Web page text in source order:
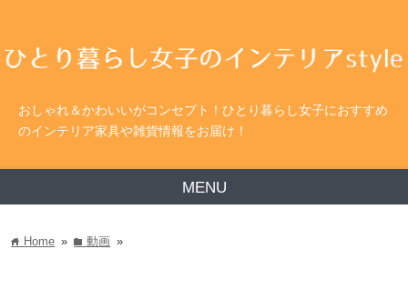
おしゃれ＆かわいいがコンセプト！ひとり暮らし女子におすすめ
のインテリア家具や雑貨情報をお届け！
MENU
home Home » folder動画 »